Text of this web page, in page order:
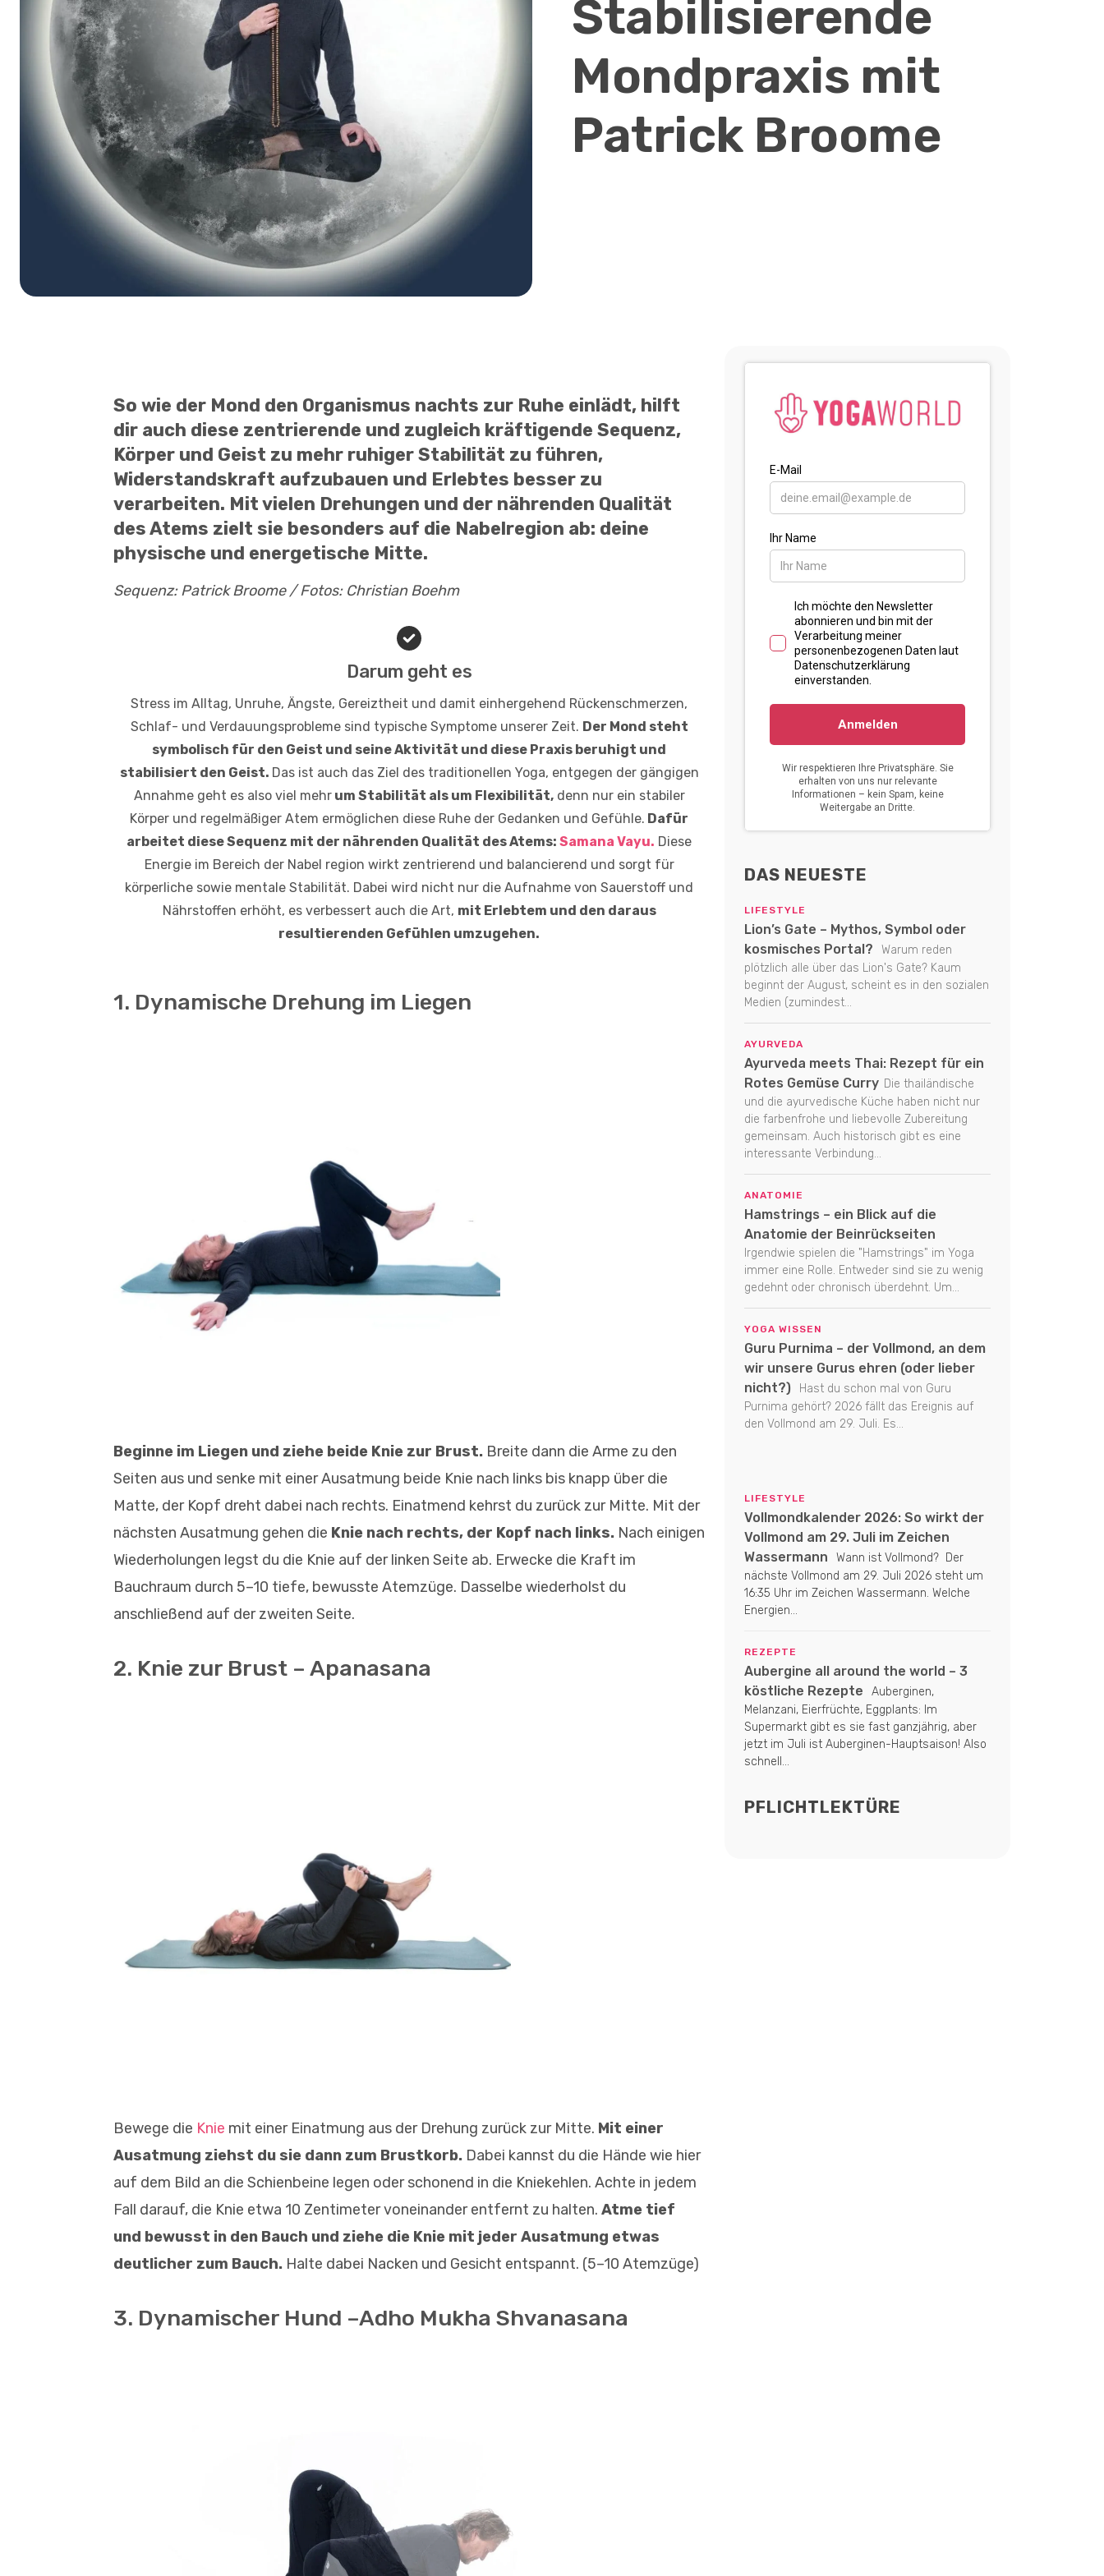
Stabilisierende
Mondpraxis mit
Patrick Broome
So wie der Mond den Organismus nachts zur Ruhe einlädt, hilft
dir auch diese zentrierende und zugleich kräftigende Sequenz,
Körper und Geist zu mehr ruhiger Stabilität zu führen,
Widerstandskraft aufzubauen und Erlebtes besser zu
verarbeiten. Mit vielen Drehungen und der nährenden Qualität
des Atems zielt sie besonders auf die Nabelregion ab: deine
physische und energetische Mitte.
Sequenz: Patrick Broome / Fotos: Christian Boehm
Darum geht es
Stress im Alltag, Unruhe, Ängste, Gereiztheit und damit einhergehend Rückenschmerzen,
Schlaf- und Verdauungsprobleme sind typische Symptome unserer Zeit. Der Mond steht
symbolisch für den Geist und seine Aktivität und diese Praxis beruhigt und
stabilisiert den Geist. Das ist auch das Ziel des traditionellen Yoga, entgegen der gängigen
Annahme geht es also viel mehrum Stabilität als um Flexibilität,denn nur ein stabiler
Körper und regelmäßiger Atem ermöglichen diese Ruhe der Gedanken und Gefühle. Dafür
arbeitet diese Sequenz mit der nährenden Qualität des Atems: Samana Vayu. Diese
Energie im Bereich der Nabel region wirkt zentrierend und balancierend und sorgt für
körperliche sowie mentale Stabilität. Dabei wird nicht nur die Aufnahme von Sauerstoff und
Nährstoffen erhöht, es verbessert auch die Art, mit Erlebtem und den daraus
resultierenden Gefühlen umzugehen.
1. Dynamische Drehung im Liegen
Beginne im Liegen und ziehe beide Knie zur Brust. Breite dann die Arme zu den
Seiten aus und senke mit einer Ausatmung beide Knie nach links bis knapp über die
Matte, der Kopf dreht dabei nach rechts. Einatmend kehrst du zurück zur Mitte. Mit der
nächsten Ausatmung gehen die Knie nach rechts, der Kopf nach links. Nach einigen
Wiederholungen legst du die Knie auf der linken Seite ab. Erwecke die Kraft im
Bauchraum durch 5–10 tiefe, bewusste Atemzüge. Dasselbe wiederholst du
anschließend auf der zweiten Seite.
2. Knie zur Brust – Apanasana
Bewege die Knie mit einer Einatmung aus der Drehung zurück zur Mitte. Mit einer
Ausatmung ziehst du sie dann zum Brustkorb. Dabei kannst du die Hände wie hier
auf dem Bild an die Schienbeine legen oder schonend in die Kniekehlen. Achte in jedem
Fall darauf, die Knie etwa 10 Zentimeter voneinander entfernt zu halten. Atme tief
und bewusst in den Bauch und ziehe die Knie mit jeder Ausatmung etwas
deutlicher zum Bauch. Halte dabei Nacken und Gesicht entspannt. (5–10 Atemzüge)
3. Dynamischer Hund –Adho Mukha Shvanasana
DAS NEUESTE
LIFESTYLE
Lion’s Gate – Mythos, Symbol oder
kosmisches Portal?
Warum reden
plötzlich alle über das Lion's Gate? Kaum
beginnt der August, scheint es in den sozialen
Medien (zumindest...
AYURVEDA
Ayurveda meets Thai: Rezept für ein
Rotes Gemüse Curry Die thailändische
und die ayurvedische Küche haben nicht nur
die farbenfrohe und liebevolle Zubereitung
gemeinsam. Auch historisch gibt es eine
interessante Verbindung...
ANATOMIE
Hamstrings – ein Blick auf die
Anatomie der Beinrückseiten
Irgendwie spielen die "Hamstrings" im Yoga
immer eine Rolle. Entweder sind sie zu wenig
gedehnt oder chronisch überdehnt. Um...
YOGA WISSEN
Guru Purnima – der Vollmond, an dem
wir unsere Gurus ehren (oder lieber
nicht?)
Hast du schon mal von Guru
Purnima gehört? 2026 fällt das Ereignis auf
den Vollmond am 29. Juli. Es...
LIFESTYLE
Vollmondkalender 2026: So wirkt der
Vollmond am 29. Juli im Zeichen
Wassermann
Wann ist Vollmond? Der
nächste Vollmond am 29. Juli 2026 steht um
16:35 Uhr im Zeichen Wassermann. Welche
Energien...
REZEPTE
Aubergine all around the world – 3
köstliche Rezepte
Auberginen,
Melanzani, Eierfrüchte, Eggplants: Im
Supermarkt gibt es sie fast ganzjährig, aber
jetzt im Juli ist Auberginen-Hauptsaison! Also
schnell...
PFLICHTLEKTÜRE